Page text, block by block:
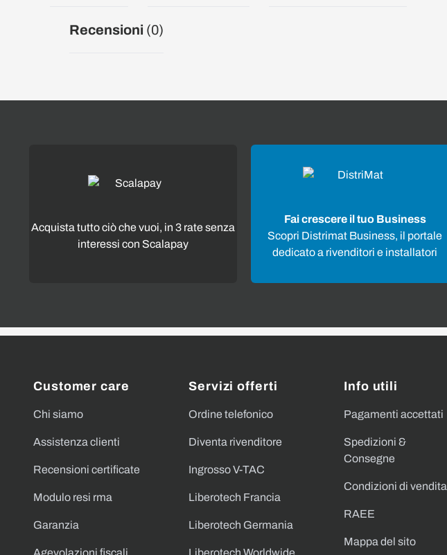
Recensioni (0)
Acquista tutto ciò che vuoi, in 3 rate senza
interessi con Scalapay
Fai crescere il tuo Business
Scopri Distrimat Business, il portale
dedicato a rivenditori e installatori
Customer care
Chi siamo
Assistenza clienti
Recensioni certificate
Modulo resi rma
Garanzia
Agevolazioni fiscali
Servizi offerti
Ordine telefonico
Diventa rivenditore
Ingrosso V-TAC
Liberotech Francia
Liberotech Germania
Liberotech Worldwide
Info utili
Pagamenti accettati
Spedizioni &
Consegne
Condizioni di vendita
RAEE
Mappa del sito